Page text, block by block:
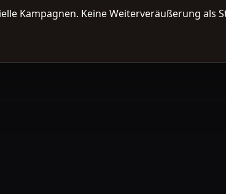
Kampagnen. Keine Weiterveräußerung als